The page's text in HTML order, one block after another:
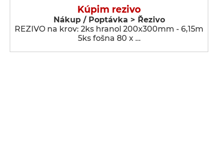
Kúpim rezivo
Nákup / Poptávka > Řezivo
REZIVO na krov: 2ks hranol 200x300mm - 6,15m
5ks fošna 80 x …